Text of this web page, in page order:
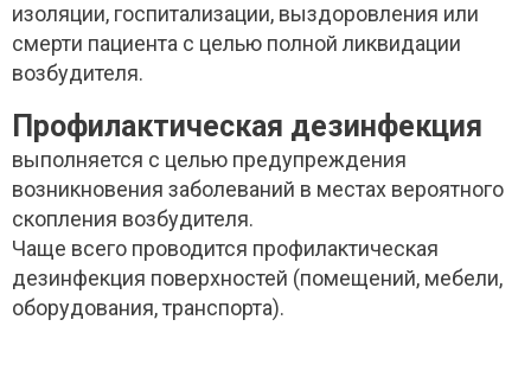
изоляции, госпитализации, выздоровления или
смерти пациента с целью полной ликвидации
возбудителя.
Профилактическая дезинфекция
выполняется с целью предупреждения
возникновения заболеваний в местах вероятного
скопления возбудителя.
Чаще всего проводится профилактическая
дезинфекция поверхностей (помещений, мебели,
оборудования, транспорта).